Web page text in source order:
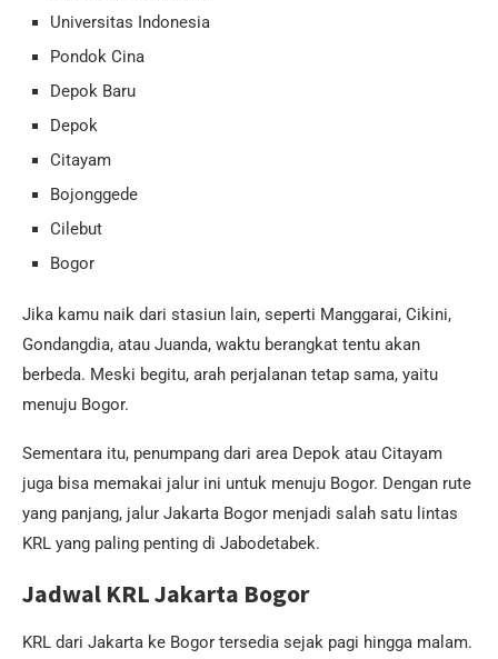
Universitas Indonesia
Pondok Cina
Depok Baru
Depok
Citayam
Bojonggede
Cilebut
Bogor
Jika kamu naik dari stasiun lain, seperti Manggarai, Cikini,
Gondangdia, atau Juanda, waktu berangkat tentu akan
berbeda. Meski begitu, arah perjalanan tetap sama, yaitu
menuju Bogor.
Sementara itu, penumpang dari area Depok atau Citayam
juga bisa memakai jalur ini untuk menuju Bogor. Dengan rute
yang panjang, jalur Jakarta Bogor menjadi salah satu lintas
KRL yang paling penting di Jabodetabek.
Jadwal KRL Jakarta Bogor
KRL dari Jakarta ke Bogor tersedia sejak pagi hingga malam.